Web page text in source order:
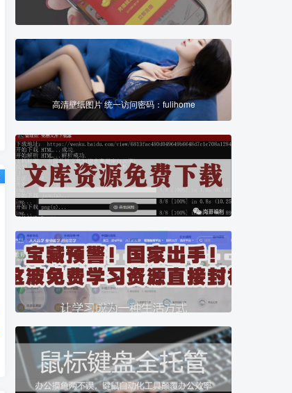
高清壁纸图片 统一访问密码：fulihome